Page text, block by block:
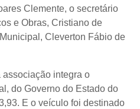
Clemente, o secretário
e Obras, Cristiano de
Cleverton Fábio de
integra o
do Governo do Estado do
E o veículo foi destinado